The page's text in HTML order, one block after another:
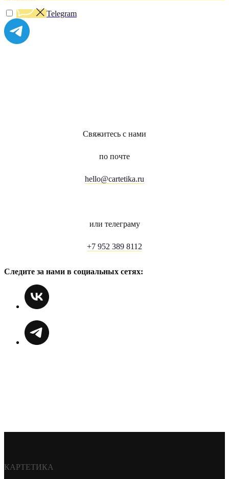
Telegram
Свяжитесь с нами
по почте
hello@cartetika.ru
или телеграму
+7 952 389 8112
Следите за нами в социальных сетях:
КАРТЕТИКА